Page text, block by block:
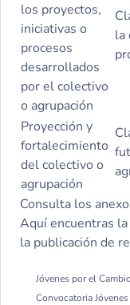
los proyectos,
iniciativas o
procesos
desarrollados
por el colectivo
o agrupación
Proyección y
fortalecimiento
del colectivo o
agrupación
Consulta los
Aquí encuentras
la publicación de
Jóvenes por el
Convocatoria